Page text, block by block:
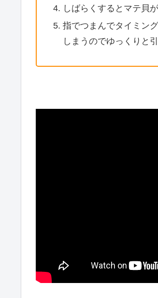
しばらくするとマテ貝
指でつまんでタイミン
しまうのでゆっくりと